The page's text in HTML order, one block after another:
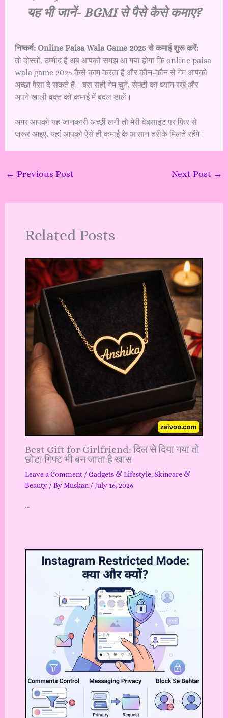
यह भी जानें- BGMI से पैसे कैसे कमाए?
निष्कर्ष: Online Paisa Wala Game 2025 से कमाई शुरू करें:
तो दोस्तों, उम्मीद है अब आपको समझ आ गया होगा कि online paisa
wala game 2025 कैसे काम करता है और कौन-कौन से गेम आपको
अच्छा पैसा दे सकते हैं। बस सही गेम चुनें, सेफ्टी का ध्यान रखें और
अपने खाली वक्त को कमाई में बदल डालें।
अगर आपको यह जानकारी अच्छी लगी तो मेरी वेबसाइट पर फिर से
जरूर आइए, यहां आपको ऐसे ही कमाई के आसान तरीके मिलते रहेंगे।
← Previous Post Next Post →
Related Posts
Best Gift for Girlfriend: दिल से दिया गया तो
छोटा गिफ्ट भी बन जाता है खास
Leave a Comment / Gadgets & Lifestyle,Skincare &
Beauty/ ByMuskan / July 16, 2026
…